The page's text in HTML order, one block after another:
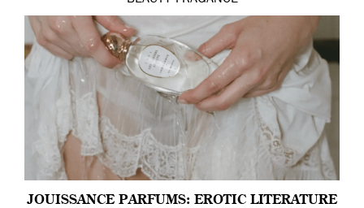
JOUISSANCE PARFUMS: EROTIC LITERATURE